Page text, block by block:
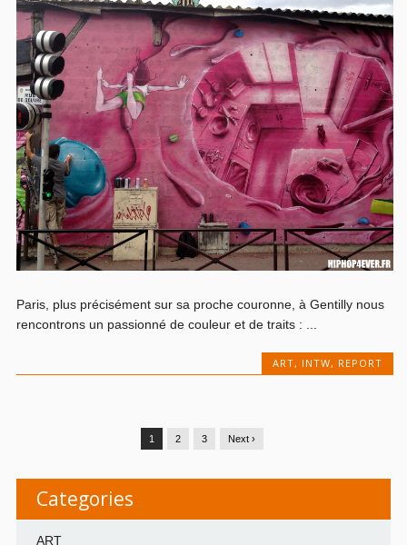
Paris, plus précisément sur sa proche couronne, à Gentilly nous
rencontrons un passionné de couleur et de traits : ...
ART, INTW, REPORT
1 2 3 Next ›
Categories
ART